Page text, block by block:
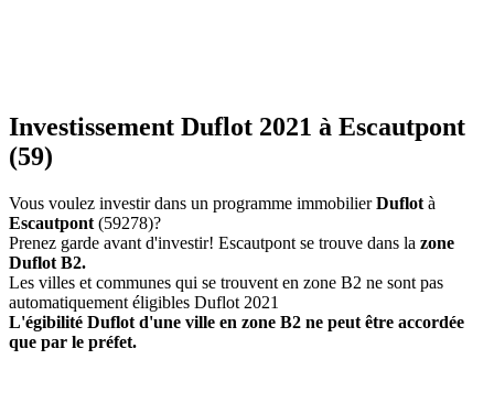
Investissement Duflot 2021 à Escautpont
(59)
Vous voulez investir dans un programme immobilierDuflot à
Escautpont (59278)?
Prenez garde avant d'investir! Escautpont se trouve dans la zone
Duflot B2.
Les villes et communes qui se trouvent en zone B2 ne sont pas
automatiquement éligibles Duflot 2021
L'égibilité Duflot d'une ville en zone B2 ne peut être accordée
que par le préfet.